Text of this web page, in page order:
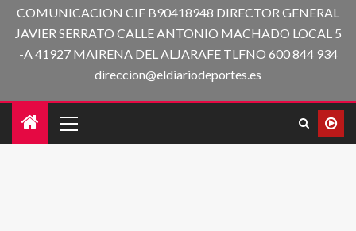
COMUNICACION CIF B90418948 DIRECTOR GENERAL
JAVIER SERRATO CALLE ANTONIO MACHADO LOCAL 5
-A 41927 MAIRENA DEL ALJARAFE TLFNO 600 844 934
direccion@eldiariodeportes.es